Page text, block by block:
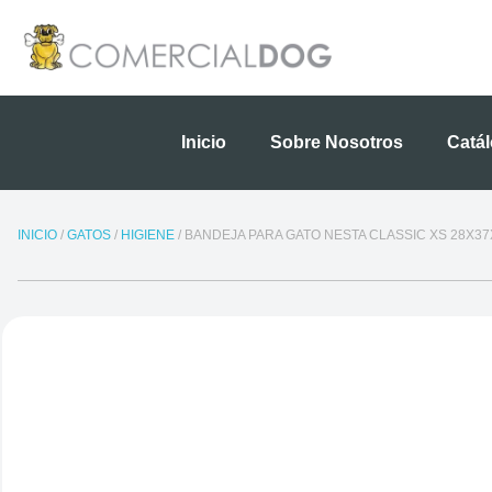
contenido
Inicio Sobre Nosotros
INICIO / GATOS / HIGIENE / BANDEJA PARA GATO NESTA CLASSIC XS